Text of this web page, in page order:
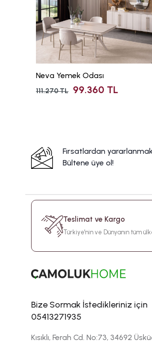
Neva Yemek Odası
111.270 TL 99.360 TL
Fırsatlardan
Bültene üye ol!
Teslimat ve Kargo
Türkiye'nin ve Dünyanın tüm
Bize Sormak İstedikleriniz için
05413271935
Kısıklı, Ferah Cd. No:73, 34692